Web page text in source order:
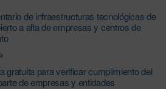
de infraestructuras tecnológicas de
a alta de empresas y centros de
gratuita para verificar cumplimiento del
de empresas y entidades